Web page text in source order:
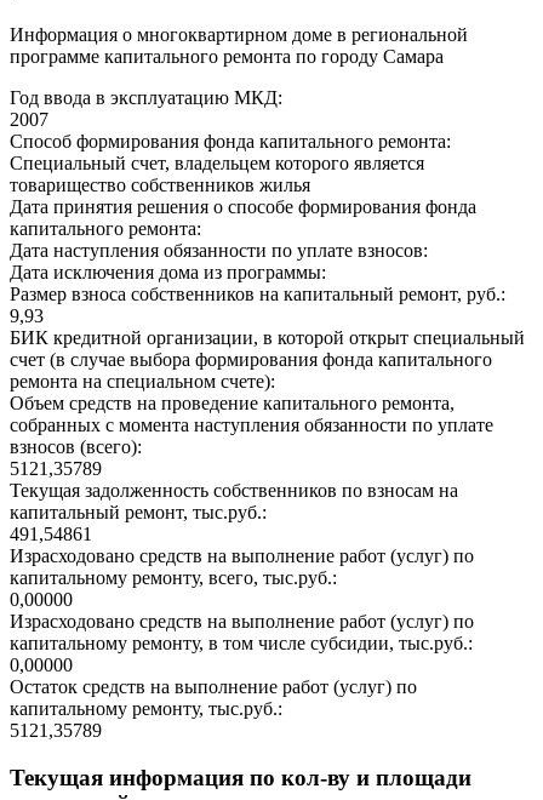
Информация о многоквартирном доме в региональной
программе капитального ремонта по городу Самара
Год ввода в эксплуатацию МКД:
2007
Способ формирования фонда капитального ремонта:
Специальный счет, владельцем которого является
товарищество собственников жилья
Дата принятия решения о способе формирования фонда
капитального ремонта:
Дата наступления обязанности по уплате взносов:
Дата исключения дома из программы:
Размер взноса собственников на капитальный ремонт, руб.:
9,93
БИК кредитной организации, в которой открыт специальный
счет (в случае выбора формирования фонда капитального
ремонта на специальном счете):
Объем средств на проведение капитального ремонта,
собранных с момента наступления обязанности по уплате
взносов (всего):
5121,35789
Текущая задолженность собственников по взносам на
капитальный ремонт, тыс.руб.:
491,54861
Израсходовано средств на выполнение работ (услуг) по
капитальному ремонту, всего, тыс.руб.:
0,00000
Израсходовано средств на выполнение работ (услуг) по
капитальному ремонту, в том числе субсидии, тыс.руб.:
0,00000
Остаток средств на выполнение работ (услуг) по
капитальному ремонту, тыс.руб.:
5121,35789
Текущая информация по кол-ву и площади